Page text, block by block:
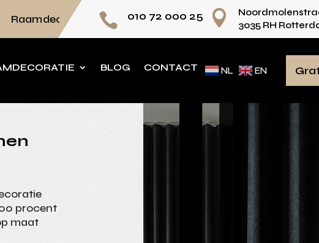
volledig op maat Persoonlijk advies voor iedere
 010 72 000 25 
3035 RH
BLOG CONTACT NL EN
procent
maat